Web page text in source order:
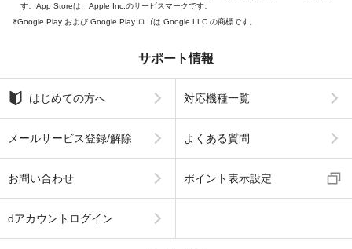
す。App Storeは、Apple Inc.のサービスマークです。
Google Play および Google Play ロゴは Google LLC の商標です。
サポート情報
はじめての方へ 対応機種一覧
メールサービス登録/解除 よくある質問
お問い合わせ ポイント表示設定
dアカウントログイン